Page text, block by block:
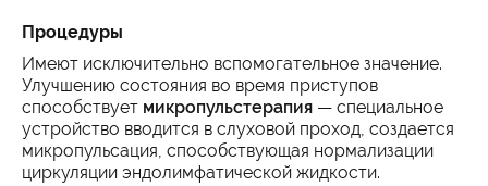
Процедуры
Имеют исключительно вспомогательное значение.
Улучшению состояния во время приступов
способствует микропульстерапия — специальное
устройство вводится в слуховой проход, создается
микропульсация, способствующая нормализации
циркуляции эндолимфатической жидкости.